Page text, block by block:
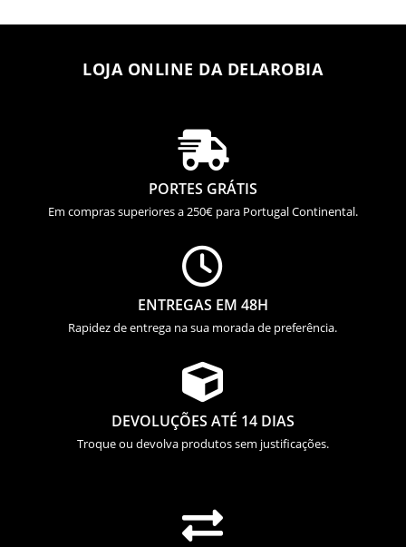
LOJA ONLINE DA DELAROBIA

PORTES GRÁTIS
Em compras superiores a 250€ para Portugal Continental.

ENTREGAS EM 48H
Rapidez de entrega na sua morada de preferência.

DEVOLUÇÕES ATÉ 14 DIAS
Troque ou devolva produtos sem justificações.
